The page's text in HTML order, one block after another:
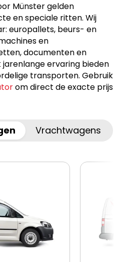
Münster gelden
en speciale ritten. Wij
europallets, beurs- en
en
documenten en
ervaring bieden
transporten. Gebruik
om direct de exacte prijs
Vrachtwagens